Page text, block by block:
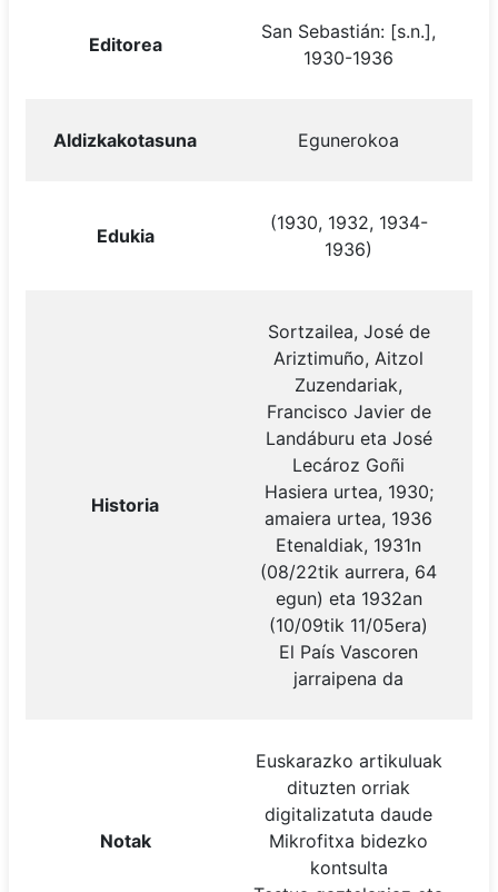
Editorea
San Sebastián: [s.n.],
1930-1936
Aldizkakotasuna Egunerokoa
Edukia
(1930, 1932, 1934-
1936)
Historia
Sortzailea, José de
Ariztimuño, Aitzol
Zuzendariak,
Francisco Javier de
Landáburu eta José
Lecároz Goñi
Hasiera urtea, 1930;
amaiera urtea, 1936
Etenaldiak, 1931n
(08/22tik aurrera, 64
egun) eta 1932an
(10/09tik 11/05era)
El País Vascoren
jarraipena da
Notak
Euskarazko artikuluak
dituzten orriak
digitalizatuta daude
Mikrofitxa bidezko
kontsulta